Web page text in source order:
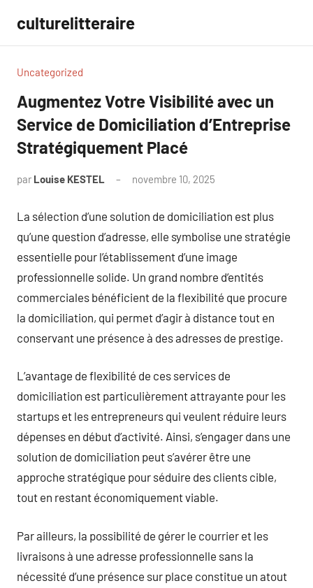
contenu
culturelitteraire
Uncategorized
Augmentez Votre Visibilité avec un
Service de Domiciliation d’Entreprise
Stratégiquement Placé
par Louise KESTEL novembre 10, 2025
La sélection d’une solution de domiciliation est plus
qu’une question d’adresse, elle symbolise une stratégie
essentielle pour l’établissement d’une image
professionnelle solide. Un grand nombre d’entités
commerciales bénéficient de la flexibilité que procure
la domiciliation, qui permet d’agir à distance tout en
conservant une présence à des adresses de prestige.
L’avantage de flexibilité de ces services de
domiciliation est particulièrement attrayante pour les
startups et les entrepreneurs qui veulent réduire leurs
dépenses en début d’activité. Ainsi, s’engager dans une
solution de domiciliation peut s’avérer être une
approche stratégique pour séduire des clients cible,
tout en restant économiquement viable.
Par ailleurs, la possibilité de gérer le courrier et les
livraisons à une adresse professionnelle sans la
nécessité d’une présence sur place constitue un atout